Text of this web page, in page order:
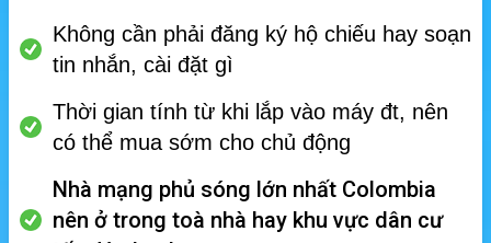
Không cần phải đăng ký hộ chiếu hay soạn
tin nhắn, cài đặt gì
Thời gian tính từ khi lắp vào máy đt, nên
có thể mua sớm cho chủ động
Nhà mạng phủ sóng lớn nhất Colombia
nên ở trong toà nhà hay khu vực dân cư